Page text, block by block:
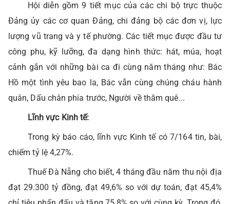
Hội diễn gồm 9 tiết mục của các chi bộ trực thuộc
Đảng ủy các cơ quan Đảng, chi đảng bộ các đơn vị, lực
lượng vũ trang và y tế phường. Các tiết mục được đầu tư
công phu, kỹ lưỡng, đa dạng hình thức: hát, múa, hoạt
cảnh gắn với những bài ca đi cùng năm tháng như: Bác
Hồ một tình yêu bao la, Bác vẫn cùng chúng cháu hành
quân, Dấu chân phía trước, Người về thăm quê...
Lĩnh vực Kinh tế:
Trong kỳ báo cáo, lĩnh vực Kinh tế có 7/164 tin, bài,
chiếm tỷ lệ 4,27%.
Thuế Đà Nẵng cho biết, 4 tháng đầu năm thu nội địa
đạt 29.300 tỷ đồng, đạt 49,6% so với dự toán, đạt 45,4%